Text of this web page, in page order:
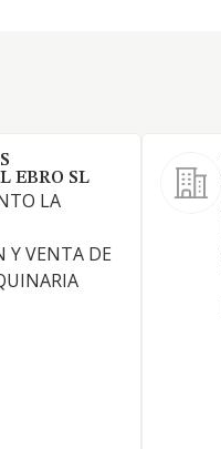
EBRO SL
LA
Y VENTA DE